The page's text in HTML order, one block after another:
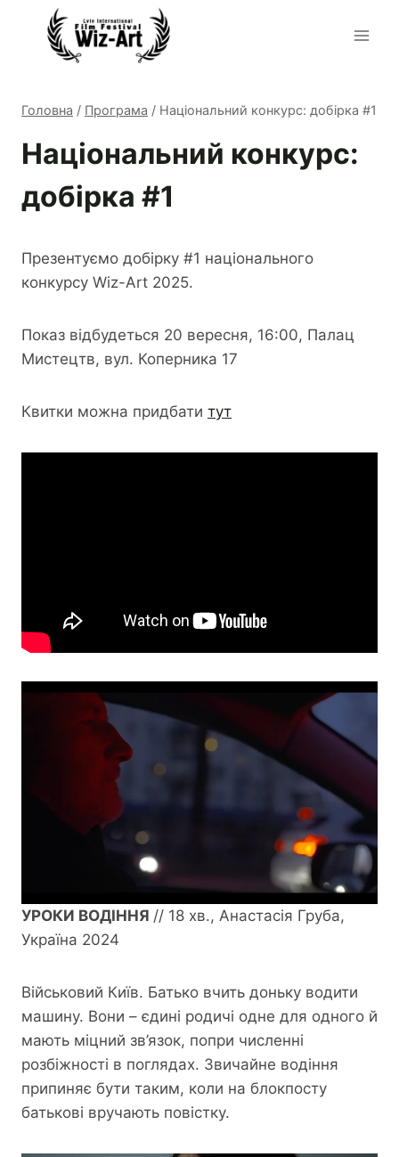
Перейти
Головна / Програма / Національний конкурс: добірка #1
Національний конкурс:
добірка #1
Презентуємо добірку #1 національного
конкурсу Wiz-Art 2025.
Показ відбудеться 20 вересня, 16:00, Палац
Мистецтв, вул. Коперника 17
Квитки можна придбати тут
УРОКИ ВОДІННЯ // 18 хв., Анастасія Груба,
Україна 2024
Військовий Київ. Батько вчить доньку водити
машину. Вони – єдині родичі одне для одного й
мають міцний зв’язок, попри численні
розбіжності в поглядах. Звичайне водіння
припиняє бути таким, коли на блокпосту
батькові вручають повістку.